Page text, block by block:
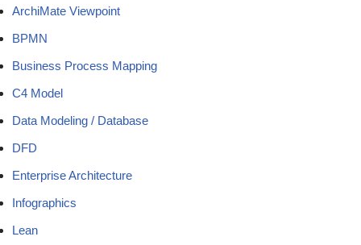
ArchiMate Viewpoint
BPMN
Business Process Mapping
C4 Model
Data Modeling / Database
DFD
Enterprise Architecture
Infographics
Lean